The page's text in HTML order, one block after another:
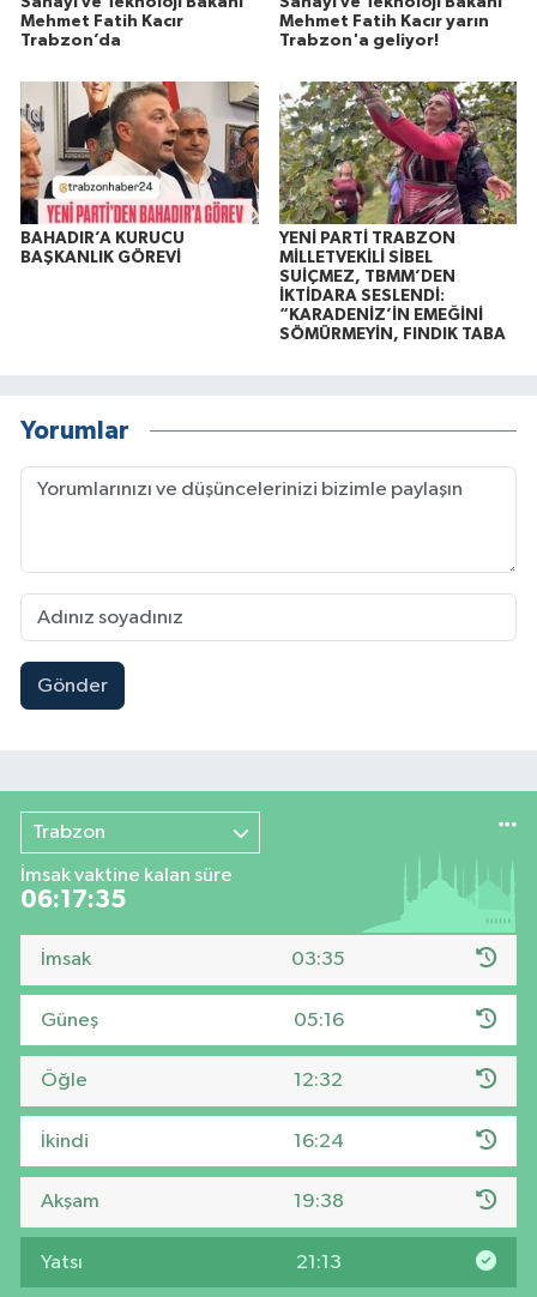
Mehmet Fatih Kacır
Trabzon’da
Mehmet Fatih Kacır yarın
Trabzon'a geliyor!
BAHADIR’A KURUCU
BAŞKANLIK GÖREVİ
YENİ PARTİ TRABZON
MİLLETVEKİLİ SİBEL
SUİÇMEZ, TBMM’DEN
İKTİDARA SESLENDİ:
“KARADENİZ’İN EMEĞİNİ
SÖMÜRMEYİN, FINDIK TABA
Yorumlar
Gönder
Trabzon
İmsak vaktine kalan süre
06:17:34
İmsak 03:35
Güneş 05:16
Öğle 12:32
İkindi 16:24
Akşam 19:38
Yatsı 21:13